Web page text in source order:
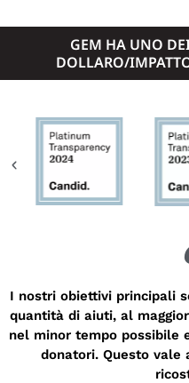
GEM HA UNO
DOLLARO/
I nostri obiettivi principali
quantità di aiuti, al
nel minor tempo possibile
donatori. Questo vale